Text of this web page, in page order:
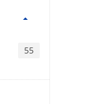
55